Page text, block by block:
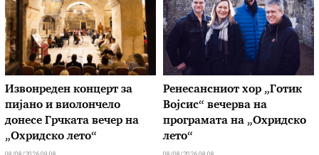
Извонреден концерт за
пијано и виолончело
донесе Грчката вечер на
„Охридско лето“
Ренесансниот хор „Готик
Војсис“ вечерва на
програмата на „Охридско
лето“